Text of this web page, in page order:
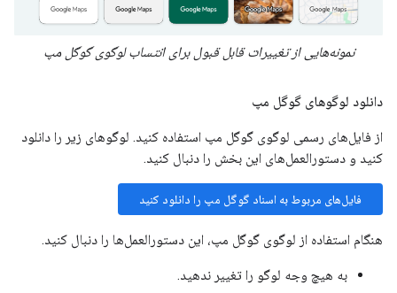
نمونه‌هایی از تغییرات قابل قبول برای انتساب لوگوی گوگل مپ
دانلود لوگوهای گوگل مپ
از فایل‌های رسمی لوگوی گوگل مپ استفاده کنید. لوگوهای زیر را دانلود
کنید و دستورالعمل‌های این بخش را دنبال کنید.
فایل‌های مربوط به اسناد گوگل مپ را دانلود کنید
هنگام استفاده از لوگوی گوگل مپ، این دستورالعمل‌ها را دنبال کنید.
به هیچ وجه لوگو را تغییر ندهید.